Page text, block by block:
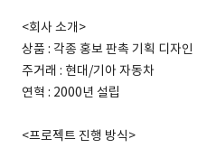
<회사 소개>
상품 : 각종 홍보 판촉 기획 디자인
주거래 : 현대/기아 자동차
연혁 : 2000년 설립
<프로젝트 진행 방식>